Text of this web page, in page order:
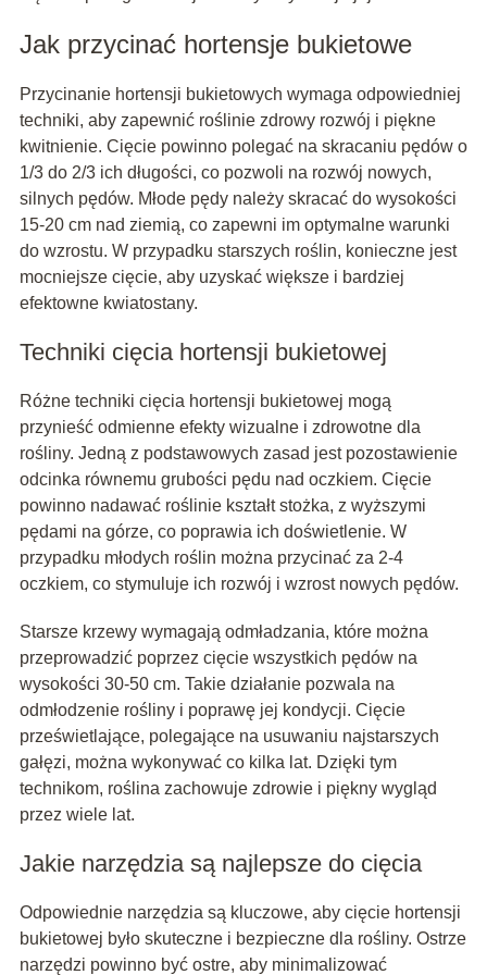
Jak przycinać hortensje bukietowe
Przycinanie hortensji bukietowych wymaga odpowiedniej
techniki, aby zapewnić roślinie zdrowy rozwój i piękne
kwitnienie. Cięcie powinno polegać na skracaniu pędów o
1/3 do 2/3 ich długości, co pozwoli na rozwój nowych,
silnych pędów. Młode pędy należy skracać do wysokości
15-20 cm nad ziemią, co zapewni im optymalne warunki
do wzrostu. W przypadku starszych roślin, konieczne jest
mocniejsze cięcie, aby uzyskać większe i bardziej
efektowne kwiatostany.
Techniki cięcia hortensji bukietowej
Różne techniki cięcia hortensji bukietowej mogą
przynieść odmienne efekty wizualne i zdrowotne dla
rośliny. Jedną z podstawowych zasad jest pozostawienie
odcinka równemu grubości pędu nad oczkiem. Cięcie
powinno nadawać roślinie kształt stożka, z wyższymi
pędami na górze, co poprawia ich doświetlenie. W
przypadku młodych roślin można przycinać za 2-4
oczkiem, co stymuluje ich rozwój i wzrost nowych pędów.
Starsze krzewy wymagają odmładzania, które można
przeprowadzić poprzez cięcie wszystkich pędów na
wysokości 30-50 cm. Takie działanie pozwala na
odmłodzenie rośliny i poprawę jej kondycji. Cięcie
prześwietlające, polegające na usuwaniu najstarszych
gałęzi, można wykonywać co kilka lat. Dzięki tym
technikom, roślina zachowuje zdrowie i piękny wygląd
przez wiele lat.
Jakie narzędzia są najlepsze do cięcia
Odpowiednie narzędzia są kluczowe, aby cięcie hortensji
bukietowej było skuteczne i bezpieczne dla rośliny. Ostrze
narzędzi powinno być ostre, aby minimalizować